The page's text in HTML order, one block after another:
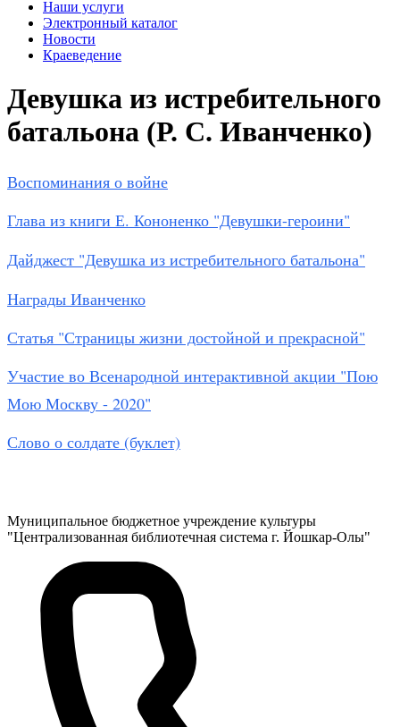
Наши услуги
Электронный каталог
Новости
Краеведение
Девушка из истребительного
батальона (Р. С. Иванченко)
Воспоминания о войне
Глава из книги Е. Кононенко "Девушки-героини"
Дайджест "Девушка из истребительного батальона"
Награды Иванченко
Статья "Страницы жизни достойной и прекрасной"
Участие во Всенародной интерактивной акции "Пою
Мою Москву - 2020"
Слово о солдате (буклет)
Муниципальное бюджетное учреждение культуры
"Централизованная библиотечная система г. Йошкар-Олы"